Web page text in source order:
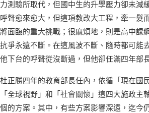
力測驗所取代，但國中生的升學壓力卻未減
呼聲愈來愈大，但這項教改大工程，牽一髮
將面臨的重大挑戰；很麻煩地，則是高中課
抗爭永遠不斷。在這風波不斷、隨時都可能
他下台的呼聲從沒斷過，但他卻任滿四年部
杜正勝四年的教育部長任內，依循「現在國
「全球視野」和「社會關懷」這四大施政主
個的方案。其中，有些方案影響深遠，迄今